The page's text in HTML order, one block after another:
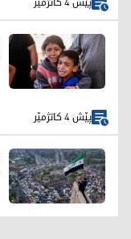
پێش 4 کاتژمێر